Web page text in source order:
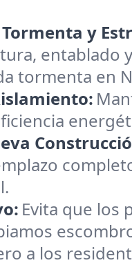
y
entablado
tormenta en
Evita que los
a los